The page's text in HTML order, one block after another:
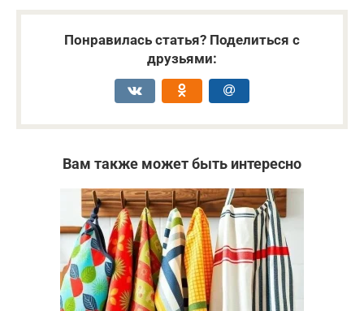
Понравилась статья? Поделиться с
друзьями:
Вам также может быть интересно